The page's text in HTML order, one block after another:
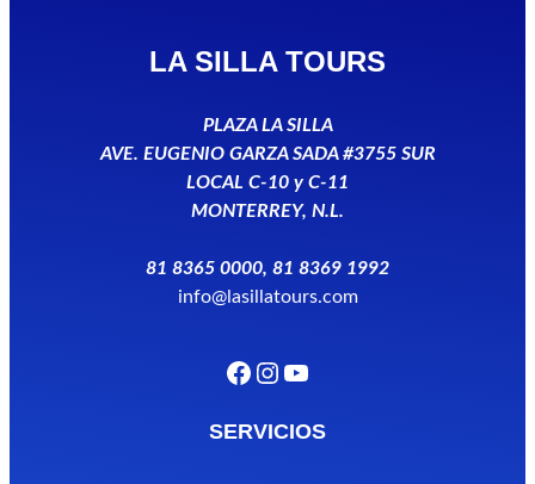
LA SILLA TOURS
PLAZA LA SILLA
AVE. EUGENIO GARZA SADA #3755 SUR
LOCAL C-10 y C-11
MONTERREY, N.L.
81 8365 0000, 81 8369 1992
info@lasillatours.com
Facebook Instagram YouTube
SERVICIOS